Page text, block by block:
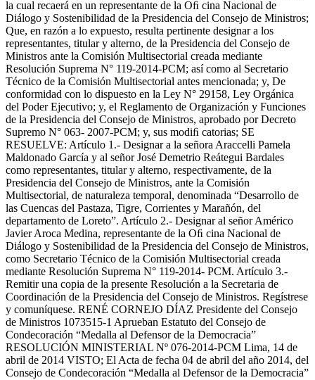
la cual recaerá en un representante de la Oﬁ cina Nacional de
Diálogo y Sostenibilidad de la Presidencia del Consejo de Ministros;
Que, en razón a lo expuesto, resulta pertinente designar a los
representantes, titular y alterno, de la Presidencia del Consejo de
Ministros ante la Comisión Multisectorial creada mediante
Resolución Suprema N° 119-2014-PCM; así como al Secretario
Técnico de la Comisión Multisectorial antes mencionada; y, De
conformidad con lo dispuesto en la Ley N° 29158, Ley Orgánica
del Poder Ejecutivo; y, el Reglamento de Organización y Funciones
de la Presidencia del Consejo de Ministros, aprobado por Decreto
Supremo N° 063- 2007-PCM; y, sus modiﬁ catorias; SE
RESUELVE: Artículo 1.- Designar a la señora Araccelli Pamela
Maldonado García y al señor José Demetrio Reátegui Bardales
como representantes, titular y alterno, respectivamente, de la
Presidencia del Consejo de Ministros, ante la Comisión
Multisectorial, de naturaleza temporal, denominada “Desarrollo de
las Cuencas del Pastaza, Tigre, Corrientes y Marañón, del
departamento de Loreto”. Artículo 2.- Designar al señor Américo
Javier Aroca Medina, representante de la Oﬁ cina Nacional de
Diálogo y Sostenibilidad de la Presidencia del Consejo de Ministros,
como Secretario Técnico de la Comisión Multisectorial creada
mediante Resolución Suprema N° 119-2014- PCM. Artículo 3.-
Remitir una copia de la presente Resolución a la Secretaria de
Coordinación de la Presidencia del Consejo de Ministros. Regístrese
y comuníquese. RENÉ CORNEJO DÍAZ Presidente del Consejo
de Ministros 1073515-1 Aprueban Estatuto del Consejo de
Condecoración “Medalla al Defensor de la Democracia”
RESOLUCIÓN MINISTERIAL Nº 076-2014-PCM Lima, 14 de
abril de 2014 VISTO; El Acta de fecha 04 de abril del año 2014, del
Consejo de Condecoración “Medalla al Defensor de la Democracia”